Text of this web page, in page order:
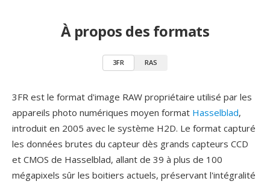
À propos des formats
3FR RAS
3FR est le format d'image RAW propriétaire utilisé par les
appareils photo numériques moyen format Hasselblad,
introduit en 2005 avec le système H2D. Le format capturé
les données brutes du capteur dès grands capteurs CCD
et CMOS de Hasselblad, allant de 39 à plus de 100
mégapixels sûr les boitiers actuels, préservant l'intégralité